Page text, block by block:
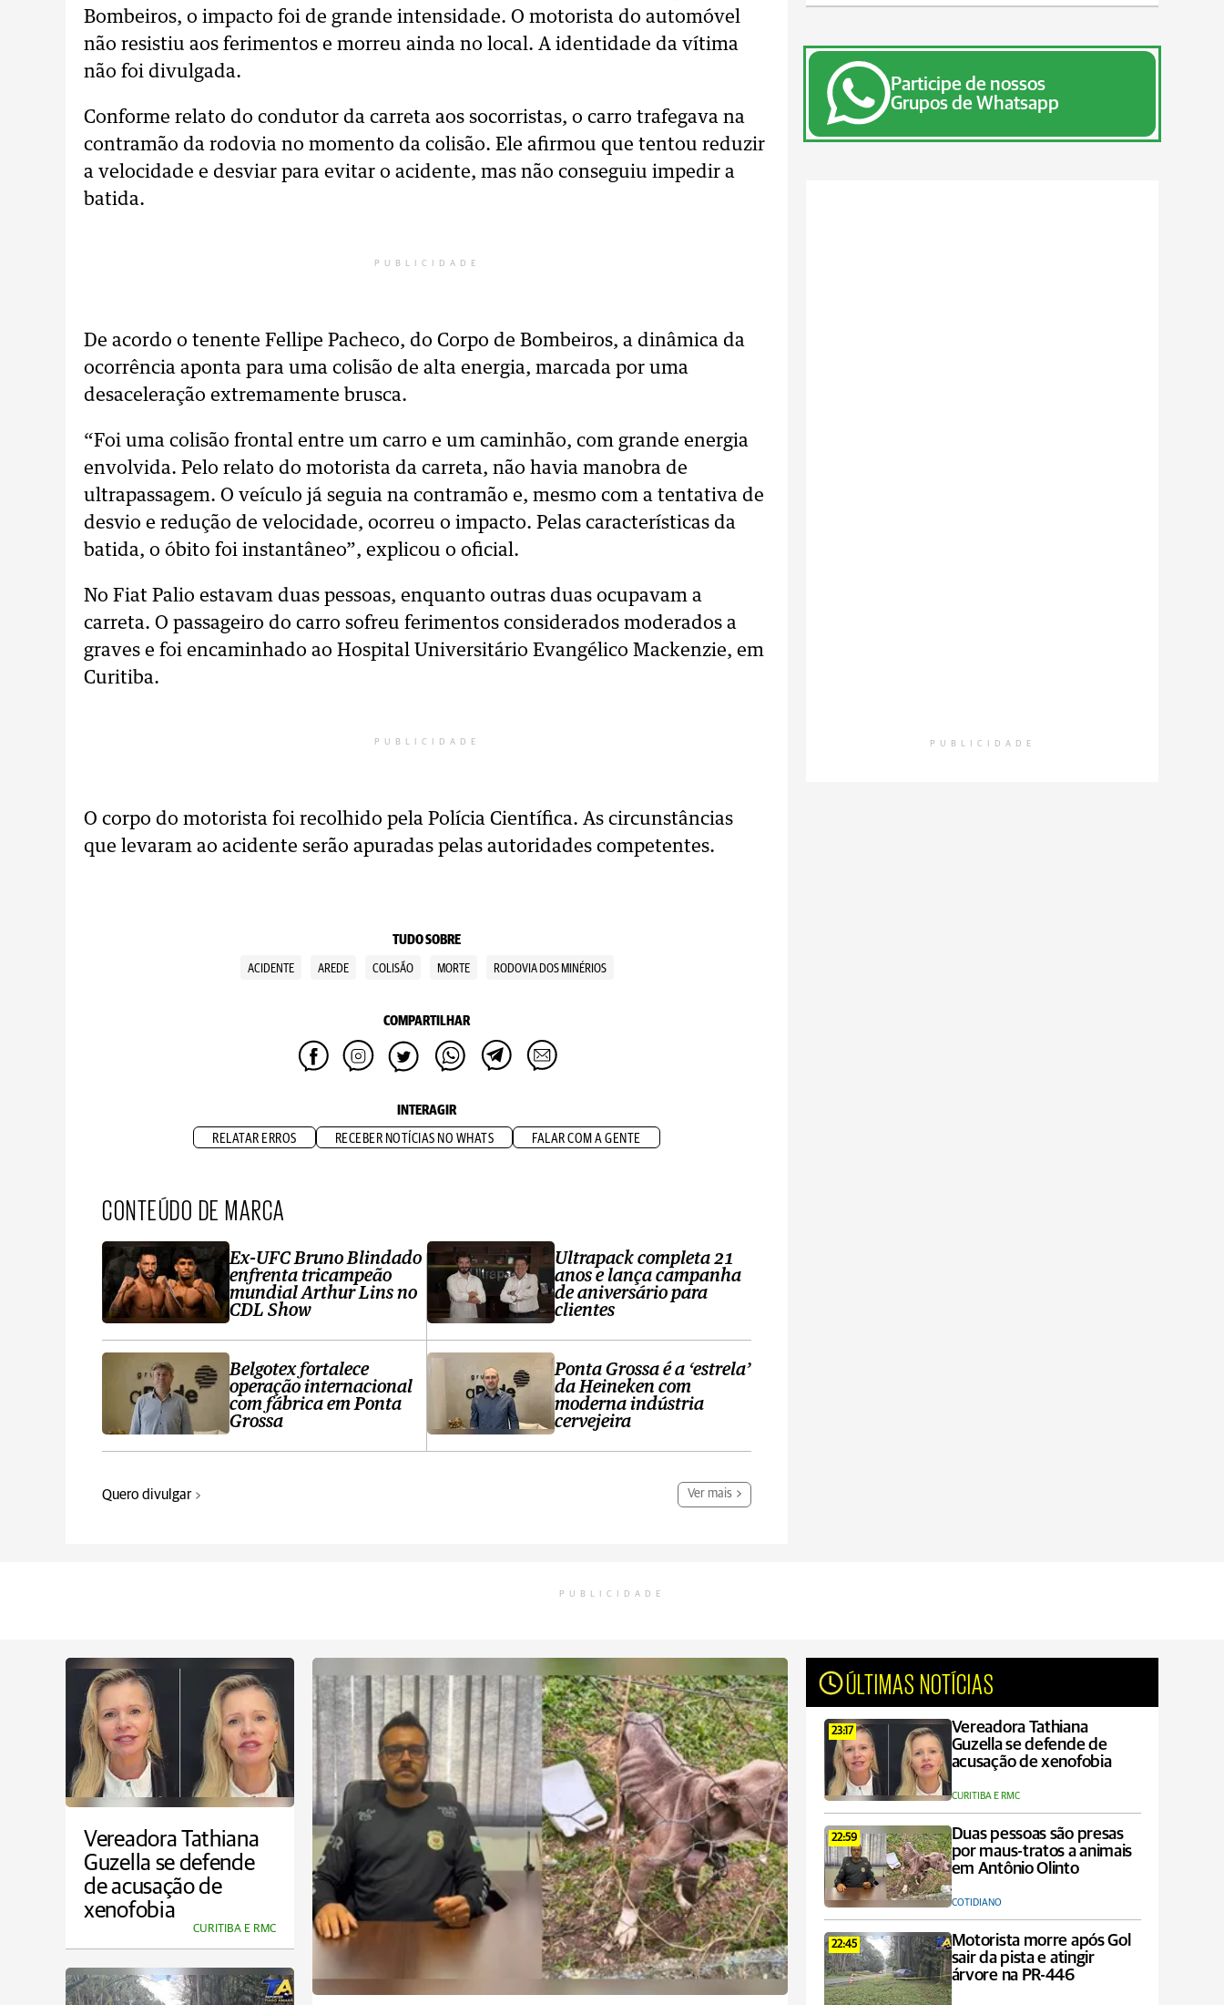
Bombeiros, o impacto foi de grande intensidade. O motorista do automóvel
não resistiu aos ferimentos e morreu ainda no local. A identidade da vítima
não foi divulgada.
Conforme relato do condutor da carreta aos socorristas, o carro trafegava na
contramão da rodovia no momento da colisão. Ele afirmou que tentou reduzir
a velocidade e desviar para evitar o acidente, mas não conseguiu impedir a
batida.
PUBLICIDADE
De acordo o tenente Fellipe Pacheco, do Corpo de Bombeiros, a dinâmica da
ocorrência aponta para uma colisão de alta energia, marcada por uma
desaceleração extremamente brusca.
“Foi uma colisão frontal entre um carro e um caminhão, com grande energia
envolvida. Pelo relato do motorista da carreta, não havia manobra de
ultrapassagem. O veículo já seguia na contramão e, mesmo com a tentativa de
desvio e redução de velocidade, ocorreu o impacto. Pelas características da
batida, o óbito foi instantâneo”, explicou o oficial.
No Fiat Palio estavam duas pessoas, enquanto outras duas ocupavam a
carreta. O passageiro do carro sofreu ferimentos considerados moderados a
graves e foi encaminhado ao Hospital Universitário Evangélico Mackenzie, em
Curitiba.
PUBLICIDADE
O corpo do motorista foi recolhido pela Polícia Científica. As circunstâncias
que levaram ao acidente serão apuradas pelas autoridades competentes.
TUDO SOBRE
ACIDENTE AREDE COLISÃO MORTE RODOVIA DOS MINÉRIOS
COMPARTILHAR
INTERAGIR
RELATAR ERROS RECEBER NOTÍCIAS NO WHATS FALAR COM A GENTE
CONTEÚDO DE MARCA
Ex-UFC Bruno Blindado
enfrenta tricampeão
mundial Arthur Lins no
CDL Show
Belgotex fortalece
operação internacional
com fábrica em Ponta
Grossa
Ultrapack completa 21
anos e lança campanha
de aniversário para
clientes
Ponta Grossa é a ‘estrela’
da Heineken com
moderna indústria
cervejeira
Quero divulgar Ver mais
Participe de nossos
Grupos de Whatsapp
PUBLICIDADE
PUBLICIDADE
Vereadora Tathiana
Guzella se defende
de acusação de
xenofobia
CURITIBA E RMC
ÚLTIMAS NOTÍCIAS
23:17
Vereadora Tathiana
Guzella se defende de
acusação de xenofobia
CURITIBA E RMC
22:59
Duas pessoas são presas
por maus-tratos a animais
em Antônio Olinto
COTIDIANO
22:45
Motorista morre após Gol
sair da pista e atingir
árvore na PR-446